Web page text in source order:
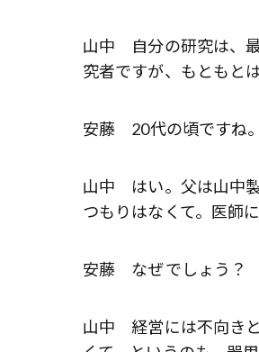
山中 自分の研究は、
究者ですが、もともと
安藤 20代の頃ですね。
山中 はい。父は山中
つもりはなくて。医師
安藤 なぜでしょう？
山中 経営には不向き